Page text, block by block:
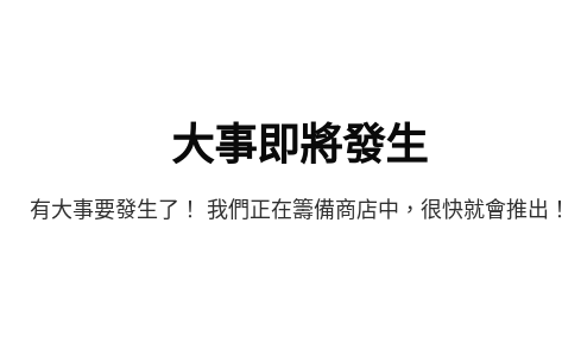
大事即將發生
有大事要發生了！ 我們正在籌備商店中，很快就會推出！